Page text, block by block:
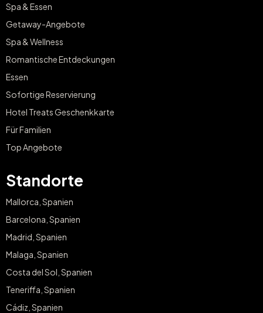
Spa & Essen
Getaway-Angebote
Spa & Wellness
Romantische Entdeckungen
Essen
Sofortige Reservierung
Hotel Treats Geschenkkarte
Für Familien
Top Angebote
Standorte
Mallorca, Spanien
Barcelona, Spanien
Madrid, Spanien
Malaga, Spanien
Costa del Sol, Spanien
Teneriffa, Spanien
Cádiz, Spanien